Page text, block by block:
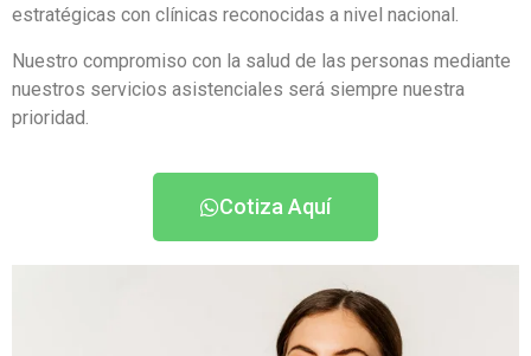
estratégicas con clínicas reconocidas a nivel nacional.
Nuestro compromiso con la salud de las personas mediante
nuestros servicios asistenciales será siempre nuestra
prioridad.
Cotiza Aquí